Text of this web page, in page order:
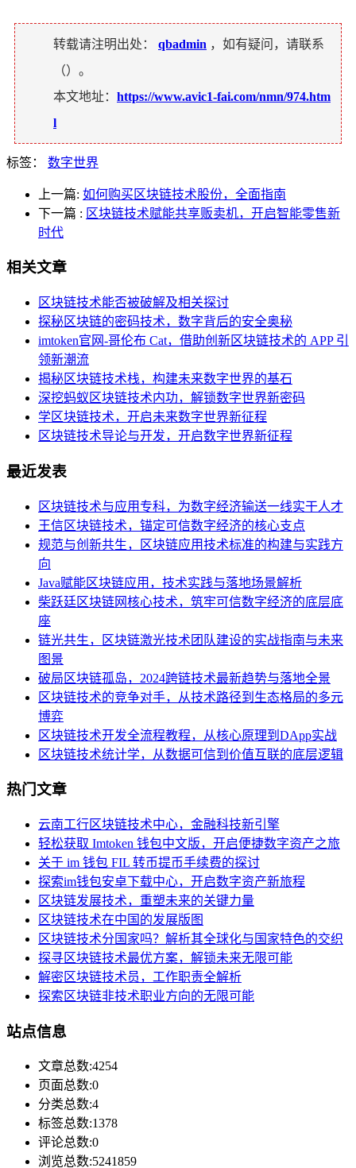
转载请注明出处： qbadmin ，如有疑问，请联系
（）。
本文地址： https://www.avic1-fai.com/nmn/974.htm
l
标签： 数字世界
上一篇: 如何购买区块链技术股份，全面指南
下一篇 : 区块链技术赋能共享贩卖机，开启智能零售新
时代
相关文章
区块链技术能否被破解及相关探讨
探秘区块链的密码技术，数字背后的安全奥秘
imtoken官网-哥伦布 Cat，借助创新区块链技术的 APP 引
领新潮流
揭秘区块链技术栈，构建未来数字世界的基石
深挖蚂蚁区块链技术内功，解锁数字世界新密码
学区块链技术，开启未来数字世界新征程
区块链技术导论与开发，开启数字世界新征程
最近发表
区块链技术与应用专科，为数字经济输送一线实干人才
王信区块链技术，锚定可信数字经济的核心支点
规范与创新共生，区块链应用技术标准的构建与实践方
向
Java赋能区块链应用，技术实践与落地场景解析
柴跃廷区块链网核心技术，筑牢可信数字经济的底层底
座
链光共生，区块链激光技术团队建设的实战指南与未来
图景
破局区块链孤岛，2024跨链技术最新趋势与落地全景
区块链技术的竞争对手，从技术路径到生态格局的多元
博弈
区块链技术开发全流程教程，从核心原理到DApp实战
区块链技术统计学，从数据可信到价值互联的底层逻辑
热门文章
云南工行区块链技术中心，金融科技新引擎
轻松获取 Imtoken 钱包中文版，开启便捷数字资产之旅
关于 im 钱包 FIL 转币提币手续费的探讨
探索im钱包安卓下载中心，开启数字资产新旅程
区块链发展技术，重塑未来的关键力量
区块链技术在中国的发展版图
区块链技术分国家吗？解析其全球化与国家特色的交织
探寻区块链技术最优方案，解锁未来无限可能
解密区块链技术员，工作职责全解析
探索区块链非技术职业方向的无限可能
站点信息
文章总数:4254
页面总数:0
分类总数:4
标签总数:1378
评论总数:0
浏览总数:5241859